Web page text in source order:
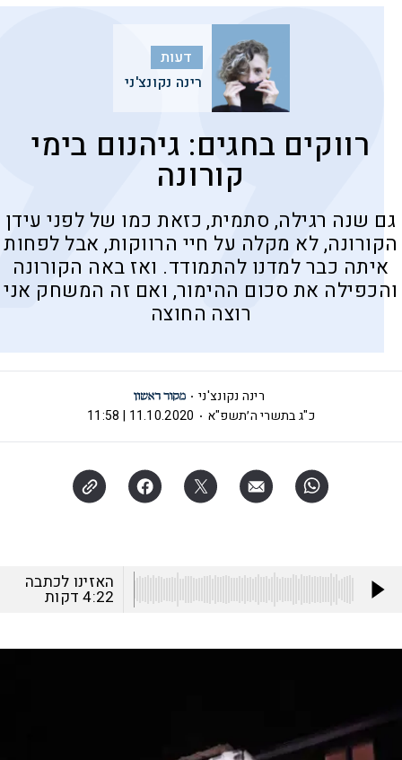
דעות
רינה נקונצ'ני
רווקים בחגים: גיהנום בימי
קורונה
גם שנה רגילה, סתמית, כזאת כמו של לפני עידן
הקורונה, לא מקלה על חיי הרווקות, אבל לפחות
איתה כבר למדנו להתמודד. ואז באה הקורונה
והכפילה את סכום ההימור, ואם זה המשחק אני
רוצה החוצה
רינה נקונצ'ני
כ"ג בתשרי ה׳תשפ"א
11.10.2020 | 11:58
האזינו לכתבה
4:22דקות